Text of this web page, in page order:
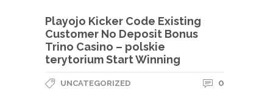
Playojo Kicker Code Existing
Customer No Deposit Bonus
Trino Casino – polskie
terytorium Start Winning
UNCATEGORIZED 0